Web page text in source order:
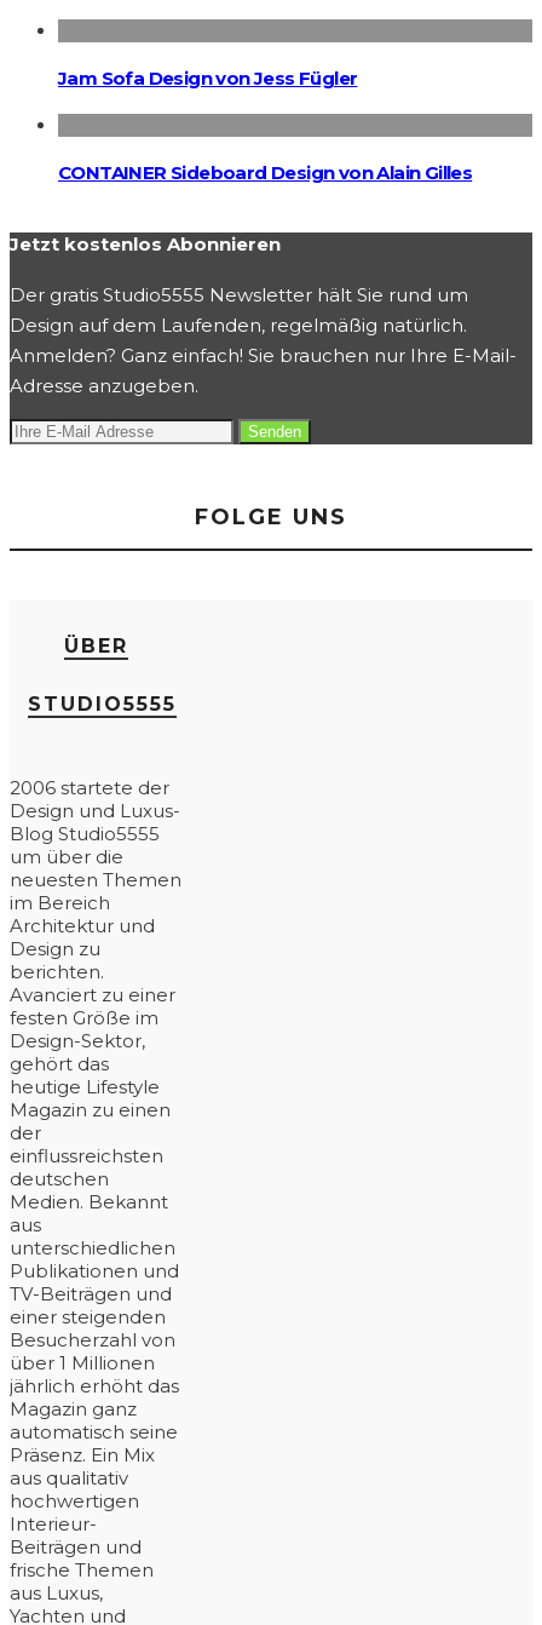
Jam Sofa Design von Jess Fügler
CONTAINER Sideboard Design von Alain Gilles
Jetzt kostenlos Abonnieren
Der gratis Studio5555 Newsletter hält Sie rund um
Design auf dem Laufenden, regelmäßig natürlich.
Anmelden? Ganz einfach! Sie brauchen nur Ihre E-Mail-
Adresse anzugeben.
FOLGE UNS
ÜBER
STUDIO5555
2006 startete der
Design und Luxus-
Blog Studio5555
um über die
neuesten Themen
im Bereich
Architektur und
Design zu
berichten.
Avanciert zu einer
festen Größe im
Design-Sektor,
gehört das
heutige Lifestyle
Magazin zu einen
der
einflussreichsten
deutschen
Medien. Bekannt
aus
unterschiedlichen
Publikationen und
TV-Beiträgen und
einer steigenden
Besucherzahl von
über 1 Millionen
jährlich erhöht das
Magazin ganz
automatisch seine
Präsenz. Ein Mix
aus qualitativ
hochwertigen
Interieur-
Beiträgen und
frische Themen
aus Luxus,
Yachten und